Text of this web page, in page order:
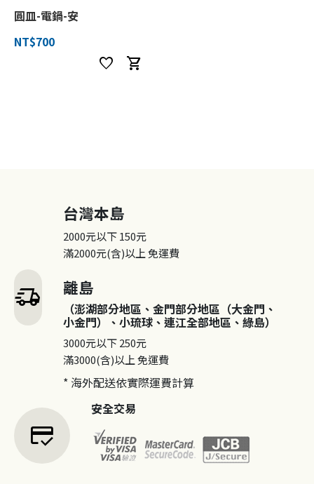
圓皿-電鍋-安
NT$700
favorite shopping_cart
delivery_truck_speed
台灣本島
2000元以下150元
滿2000元(含)以上免運費
離島
（澎湖部分地區、金門部分地區（大金門、
小金門）、小琉球、連江全部地區、綠島）
3000元以下250元
滿3000(含)以上免運費
* 海外配送依實際運費計算
credit_score
安全交易